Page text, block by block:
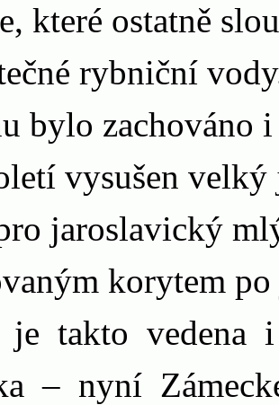
které ostatně
rybniční
bylo zachováno
vysušen
jaroslavický
korytem
je takto vedena
– nyní